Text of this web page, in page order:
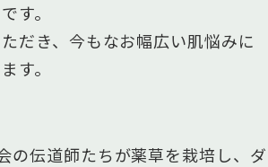
す。
だき、今もなお幅広い肌悩みに
す。
の伝道師たちが薬草を栽培し、 ダ